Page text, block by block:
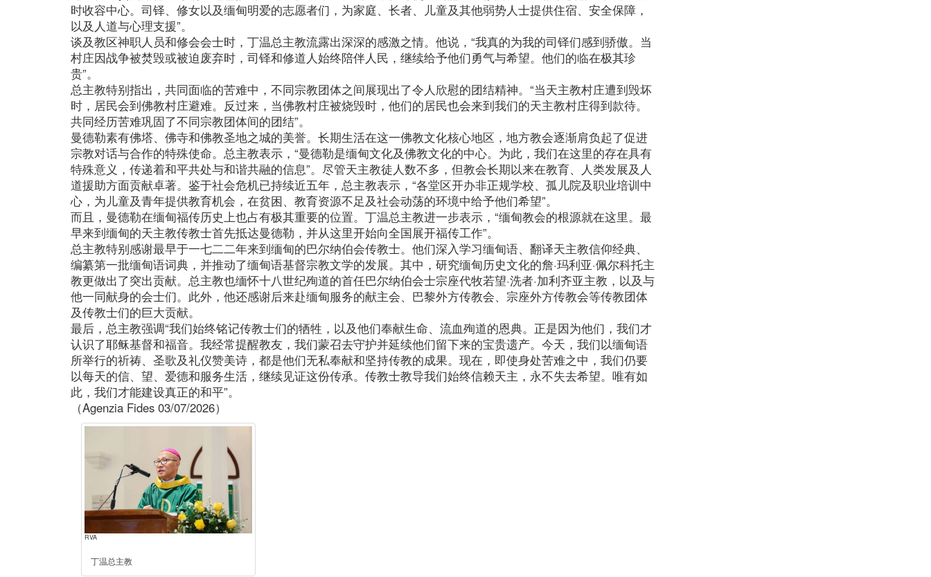
时收容中心。司铎、修女以及缅甸明爱的志愿者们，为家庭、长者、儿童及其他弱势人士提供住宿、安全保障，
以及人道与心理支援”。
谈及教区神职人员和修会会士时，丁温总主教流露出深深的感激之情。他说，“我真的为我的司铎们感到骄傲。当
村庄因战争被焚毁或被迫废弃时，司铎和修道人始终陪伴人民，继续给予他们勇气与希望。他们的临在极其珍
贵”。
总主教特别指出，共同面临的苦难中，不同宗教团体之间展现出了令人欣慰的团结精神。“当天主教村庄遭到毁坏
时，居民会到佛教村庄避难。反过来，当佛教村庄被烧毁时，他们的居民也会来到我们的天主教村庄得到款待。
共同经历苦难巩固了不同宗教团体间的团结”。
曼德勒素有佛塔、佛寺和佛教圣地之城的美誉。长期生活在这一佛教文化核心地区，地方教会逐渐肩负起了促进
宗教对话与合作的特殊使命。总主教表示，“曼德勒是缅甸文化及佛教文化的中心。为此，我们在这里的存在具有
特殊意义，传递着和平共处与和谐共融的信息”。尽管天主教徒人数不多，但教会长期以来在教育、人类发展及人
道援助方面贡献卓著。鉴于社会危机已持续近五年，总主教表示，“各堂区开办非正规学校、孤儿院及职业培训中
心，为儿童及青年提供教育机会，在贫困、教育资源不足及社会动荡的环境中给予他们希望”。
而且，曼德勒在缅甸福传历史上也占有极其重要的位置。丁温总主教进一步表示，“缅甸教会的根源就在这里。最
早来到缅甸的天主教传教士首先抵达曼德勒，并从这里开始向全国展开福传工作”。
总主教特别感谢最早于一七二二年来到缅甸的巴尔纳伯会传教士。他们深入学习缅甸语、翻译天主教信仰经典、
编纂第一批缅甸语词典，并推动了缅甸语基督宗教文学的发展。其中，研究缅甸历史文化的詹·玛利亚·佩尔科托主
教更做出了突出贡献。总主教也缅怀十八世纪殉道的首任巴尔纳伯会士宗座代牧若望·洗者·加利齐亚主教，以及与
他一同献身的会士们。此外，他还感谢后来赴缅甸服务的献主会、巴黎外方传教会、宗座外方传教会等传教团体
及传教士们的巨大贡献。
最后，总主教强调“我们始终铭记传教士们的牺牲，以及他们奉献生命、流血殉道的恩典。正是因为他们，我们才
认识了耶稣基督和福音。我经常提醒教友，我们蒙召去守护并延续他们留下来的宝贵遗产。今天，我们以缅甸语
所举行的祈祷、圣歌及礼仪赞美诗，都是他们无私奉献和坚持传教的成果。现在，即使身处苦难之中，我们仍要
以每天的信、望、爱德和服务生活，继续见证这份传承。传教士教导我们始终信赖天主，永不失去希望。唯有如
此，我们才能建设真正的和平”。
（Agenzia Fides 03/07/2026）
RVA
丁温总主教